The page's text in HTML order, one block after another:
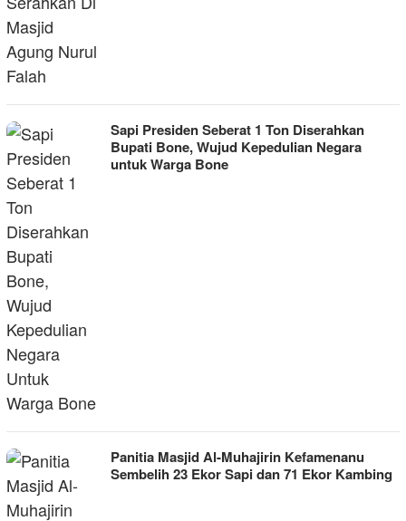
Sapi Presiden Seberat 1 Ton Diserahkan
Bupati Bone, Wujud Kepedulian Negara
untuk Warga Bone
Panitia Masjid Al-Muhajirin Kefamenanu
Sembelih 23 Ekor Sapi dan 71 Ekor Kambing